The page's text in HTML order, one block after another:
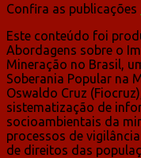
Confira as publicações
Este conteúdo foi
Abordagens sobre o
Mineração no Brasil,
Soberania Popular na
Oswaldo Cruz
sistematização de
socioambientais da
processos de
de direitos das